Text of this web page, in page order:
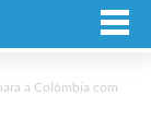
a Colômbia com